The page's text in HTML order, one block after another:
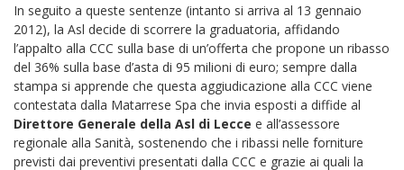
In seguito a queste sentenze (intanto si arriva al 13 gennaio
2012), la Asl decide di scorrere la graduatoria, affidando
l’appalto alla CCC sulla base di un’offerta che propone un ribasso
del 36% sulla base d’asta di 95 milioni di euro; sempre dalla
stampa si apprende che questa aggiudicazione alla CCC viene
contestata dalla Matarrese Spa che invia esposti a diffide al
Direttore Generale della Asl di Lecce e all’assessore
regionale alla Sanità, sostenendo che i ribassi nelle forniture
previsti dai preventivi presentati dalla CCC e grazie ai quali la